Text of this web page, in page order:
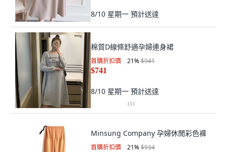
8/10 星期一 預計送達
棉質D線條舒適孕婦連身裙
首購折扣價 21%$941
$741
8/10 星期一 預計送達
(1)
Minsung Company 孕婦休閒彩色褲
首購折扣價 21%$934